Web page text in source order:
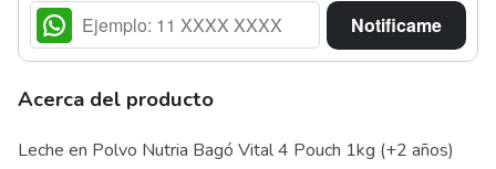
Notificame
Acerca del producto
Leche en Polvo Nutria Bagó Vital 4 Pouch 1kg (+2 años)